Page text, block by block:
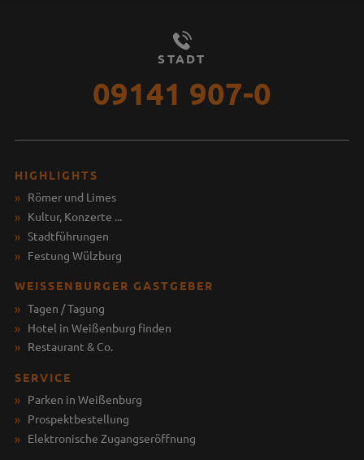
STADT
09141 907-0
HIGHLIGHTS
Römer und Limes
Kultur, Konzerte ...
Stadtführungen
Festung Wülzburg
WEISSENBURGER GASTGEBER
Tagen / Tagung
Hotel in Weißenburg finden
Restaurant & Co.
SERVICE
Parken in Weißenburg
Prospektbestellung
Elektronische Zugangseröffnung